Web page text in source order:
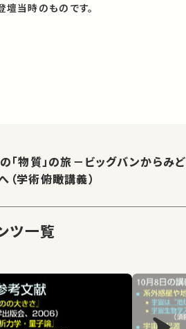
当時のものです。
「物質」の旅－ビッグバンからみど
（学術俯瞰講義）
ツ一覧